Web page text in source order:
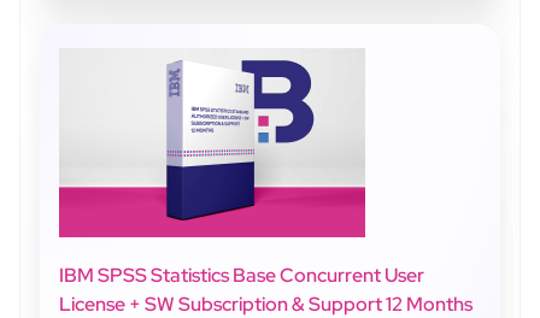
IBM SPSS Statistics Base Concurrent User
License + SW Subscription & Support 12 Months